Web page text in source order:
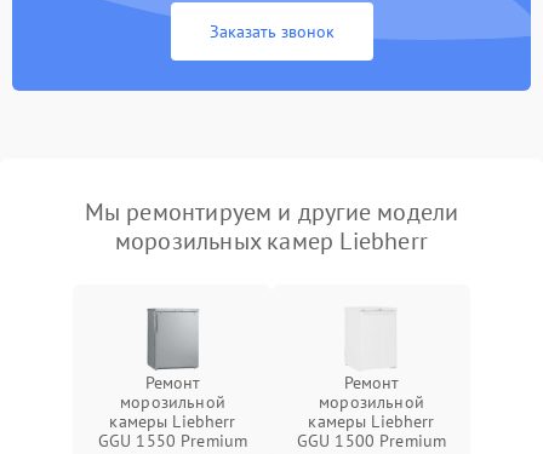
Заказать звонок
Мы ремонтируем и другие модели
морозильных камер Liebherr
Ремонт
морозильной
камеры Liebherr
GGU 1550 Premium
Ремонт
морозильной
камеры Liebherr
GGU 1500 Premium